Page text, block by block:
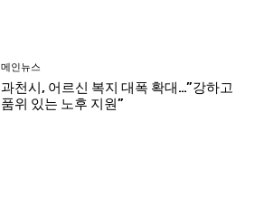
메인뉴스
과천시, 어르신 복지 대폭 확대…”강하고
품위 있는 노후 지원”